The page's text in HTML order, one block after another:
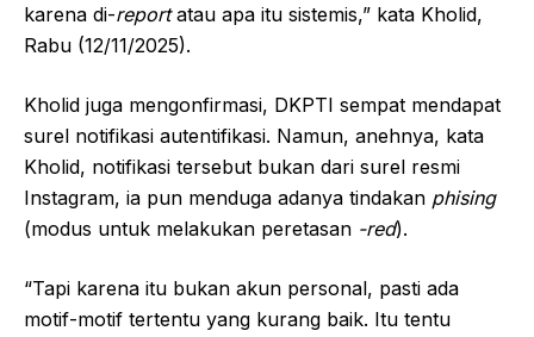
karena di-reportatau apa itu sistemis,” kata Kholid,
Rabu (12/11/2025).
Kholid juga mengonfirmasi, DKPTI sempat mendapat
surel notifikasi autentifikasi. Namun, anehnya, kata
Kholid, notifikasi tersebut bukan dari surel resmi
Instagram, ia pun menduga adanya tindakan phising
(modus untuk melakukan peretasan -red).
“Tapi karena itu bukan akun personal, pasti ada
motif-motif tertentu yang kurang baik. Itu tentu